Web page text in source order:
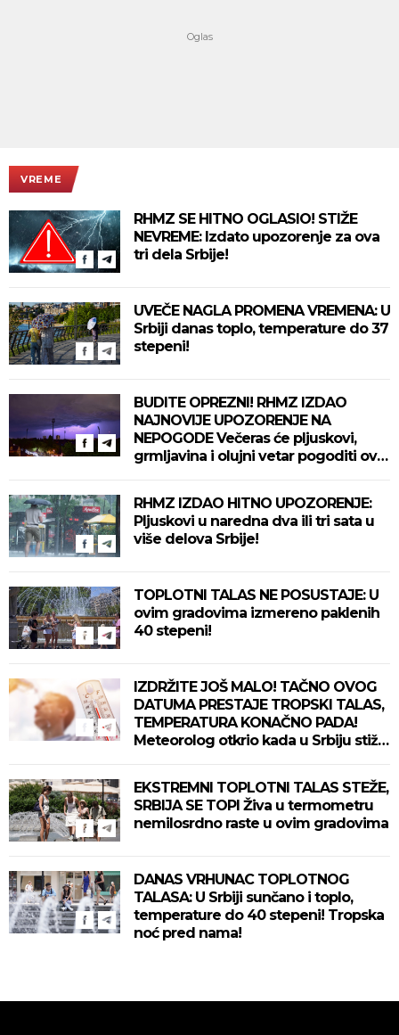
VREME
RHMZ SE HITNO OGLASIO! STIŽE
NEVREME: Izdato upozorenje za ova
tri dela Srbije!
UVEČE NAGLA PROMENA VREMENA: U
Srbiji danas toplo, temperature do 37
stepeni!
BUDITE OPREZNI! RHMZ IZDAO
NAJNOVIJE UPOZORENJE NA
NEPOGODE Večeras će pljuskovi,
grmljavina i olujni vetar pogoditi ove
RHMZ IZDAO HITNO UPOZORENJE:
Pljuskovi u naredna dva ili tri sata u
više delova Srbije!
TOPLOTNI TALAS NE POSUSTAJE: U
ovim gradovima izmereno paklenih
40 stepeni!
IZDRŽITE JOŠ MALO! TAČNO OVOG
DATUMA PRESTAJE TROPSKI TALAS,
TEMPERATURA KONAČNO PADA!
Meteorolog otkrio kada u Srbiju stiže
EKSTREMNI TOPLOTNI TALAS STEŽE,
SRBIJA SE TOPI Živa u termometru
nemilosrdno raste u ovim gradovima
DANAS VRHUNAC TOPLOTNOG
TALASA: U Srbiji sunčano i toplo,
temperature do 40 stepeni! Tropska
noć pred nama!